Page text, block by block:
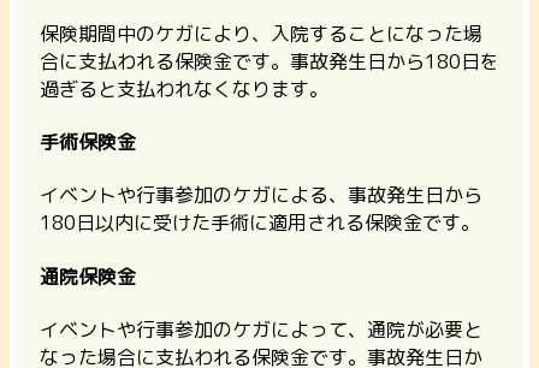
保険期間中のケガにより、入院することになった場
合に支払われる保険金です。事故発生日から180日を
過ぎると支払われなくなります。
手術保険金
イベントや行事参加のケガによる、事故発生日から
180日以内に受けた手術に適用される保険金です。
通院保険金
イベントや行事参加のケガによって、通院が必要と
なった場合に支払われる保険金です。事故発生日か